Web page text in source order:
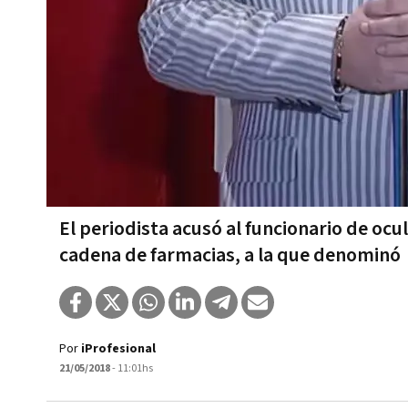
El periodista acusó al funcionario de
cadena de farmacias, a la que
Por iProfesional
21/05/2018- 11:01hs